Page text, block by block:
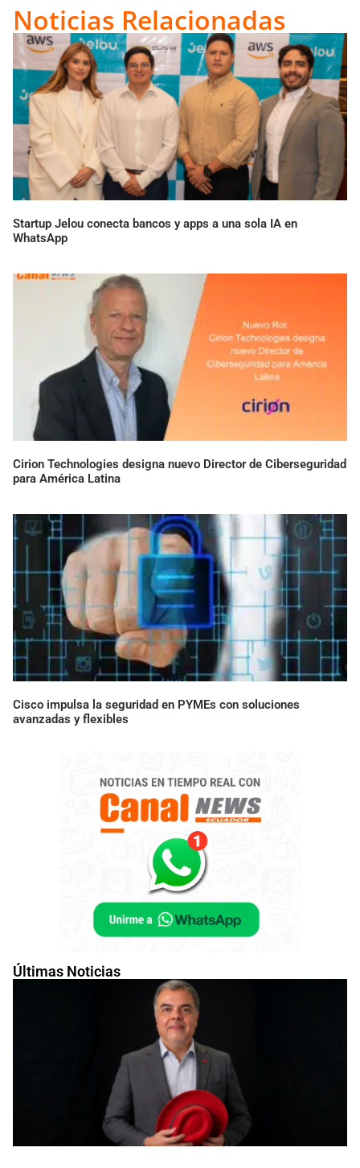
Últimas Noticias
Noticias Relacionadas
Startup Jelou conecta bancos y apps a una sola IA en
WhatsApp
Cirion Technologies designa nuevo Director de Ciberseguridad
para América Latina
Cisco impulsa la seguridad en PYMEs con soluciones
avanzadas y flexibles